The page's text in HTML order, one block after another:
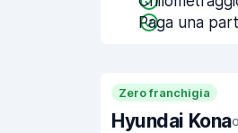
Paga una
Zero franchigia
Hyundai Kona